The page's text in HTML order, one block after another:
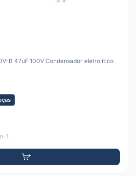
B 47uF 100V Condensador eletrolítico
1